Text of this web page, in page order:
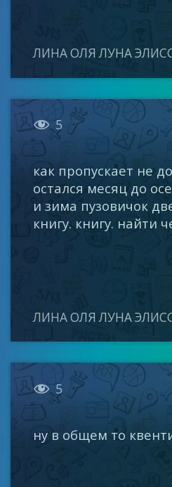
ЛИНА ОЛЯ ЛУНА
 5
как пропускает не
остался месяц до
и зима пузовичок
книгу. книгу. найти
ЛИНА ОЛЯ ЛУНА
 5
ну в общем то